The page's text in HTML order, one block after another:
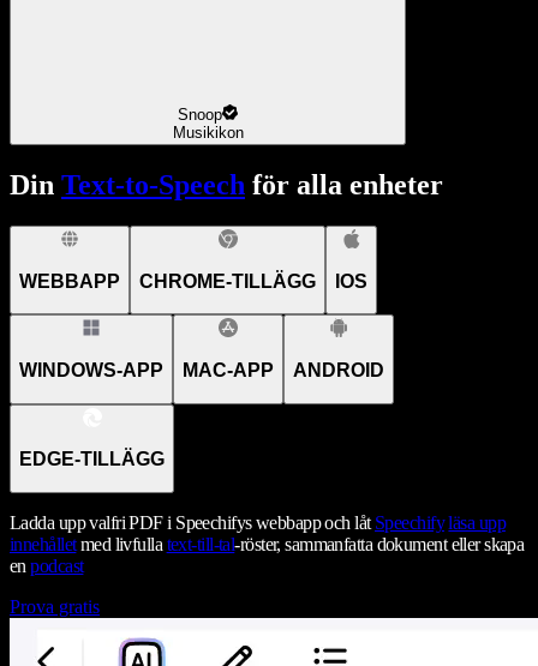
Snoop
Musikikon
Din Text-to-Speech för alla enheter
WEBBAPP CHROME-TILLÄGG IOS
WINDOWS-APP MAC-APP ANDROID
EDGE-TILLÄGG
Ladda upp valfri PDF i Speechifys webbapp och låt Speechify läsa upp
innehålletmed livfulla text-till-tal-röster, sammanfatta dokument eller skapa
enpodcast
Prova gratis